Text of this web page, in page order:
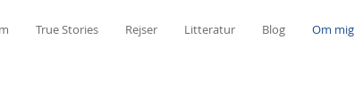
True Stories Rejser Litteratur Blog Om mig